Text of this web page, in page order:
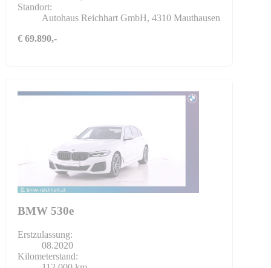
Standort:
Autohaus Reichhart GmbH, 4310 Mauthausen
€ 69.890,-
BMW 530e
Erstzulassung:
08.2020
Kilometerstand: